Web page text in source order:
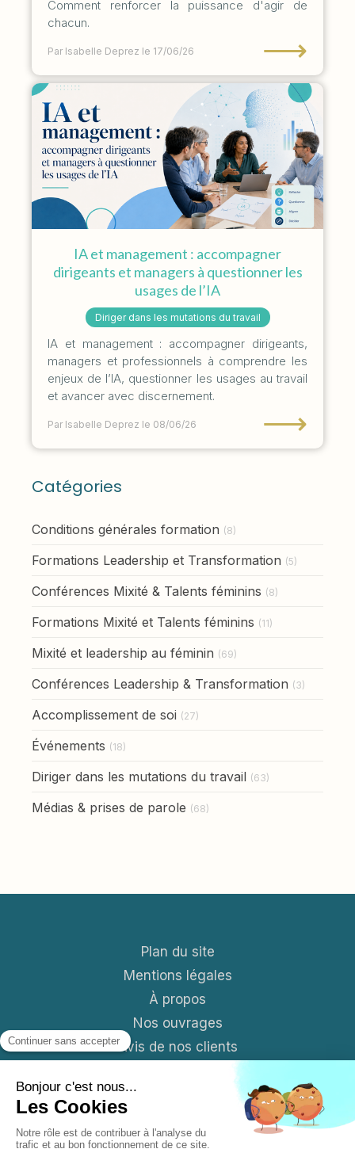
Comment renforcer la puissance d'agir de
chacun.
Par Isabelle Deprez le 17/06/26 ⟶
IA et management : accompagner
dirigeants et managers à questionner les
usages de l’IA
Diriger dans les mutations du travail
IA et management : accompagner dirigeants,
managers et professionnels à comprendre les
enjeux de l’IA, questionner les usages au travail
et avancer avec discernement.
Par Isabelle Deprez le 08/06/26 ⟶
Catégories
Conditions générales formation (8)
Formations Leadership et Transformation (5)
Conférences Mixité & Talents féminins (8)
Formations Mixité et Talents féminins (11)
Mixité et leadership au féminin (69)
Conférences Leadership & Transformation (3)
Accomplissement de soi (27)
Événements (18)
Diriger dans les mutations du travail (63)
Médias & prises de parole (68)
Plan du site
Mentions légales
À propos
Nos ouvrages
Avis de nos clients
S'abonner aux News mensuelles